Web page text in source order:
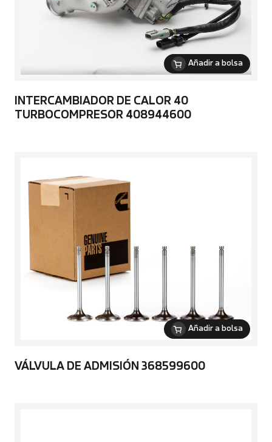
Añadir a bolsa
INTERCAMBIADOR DE CALOR 40
TURBOCOMPRESOR 408944600
Añadir a bolsa
VÁLVULA DE ADMISIÓN 368599600